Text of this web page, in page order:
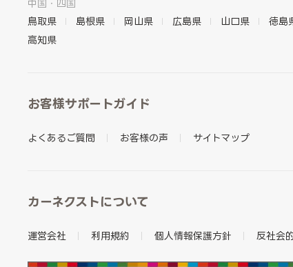
中国・四国
鳥取県
島根県 岡山県 広島県 山口県 徳島
高知県
お客様サポートガイド
よくあるご質問 お客様の声 サイトマップ
カーネクストについて
運営会社 利用規約 個人情報保護方針 反社会